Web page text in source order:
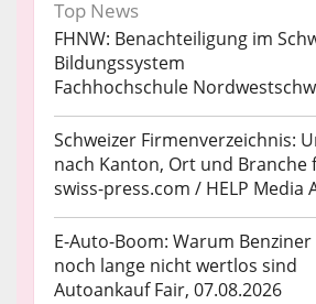
Top News
FHNW: Benachteiligung im
Bildungssystem
Fachhochschule
Schweizer Firmenverzeichnis:
nach Kanton, Ort und Branche
swiss-press.com / HELP Media
E-Auto-Boom: Warum
noch lange nicht wertlos sind
Autoankauf Fair, 07.08.2026